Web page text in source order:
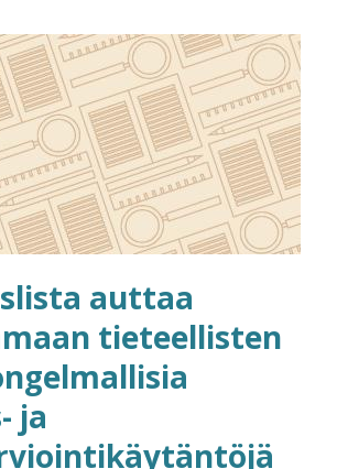
auttaa
tieteellisten
ja